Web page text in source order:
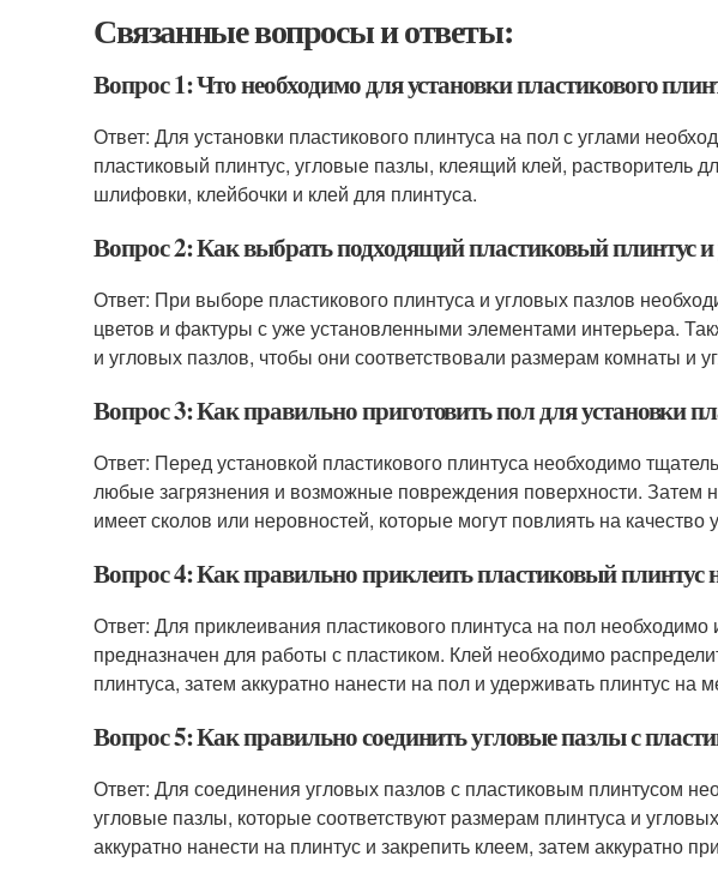
Связанные вопросы и ответы:
Вопрос 1: Что необходимо для установки пластикового
Ответ: Для установки пластикового плинтуса на пол с углами
пластиковый плинтус, угловые пазлы, клеящий клей, растворитель
шлифовки, клейбочки и клей для плинтуса.
Вопрос 2: Как выбрать подходящий пластиковый плинтус
Ответ: При выборе пластикового плинтуса и угловых пазлов
цветов и фактуры с уже установленными элементами интерьера.
и угловых пазлов, чтобы они соответствовали размерам комнаты и
Вопрос 3: Как правильно приготовить пол для установки
Ответ: Перед установкой пластикового плинтуса необходимо
любые загрязнения и возможные повреждения поверхности. Затем
имеет сколов или неровностей, которые могут повлиять на качество
Вопрос 4: Как правильно приклеить пластиковый плинтус
Ответ: Для приклеивания пластикового плинтуса на пол
предназначен для работы с пластиком. Клей необходимо
плинтуса, затем аккуратно нанести на пол и удерживать плинтус на
Вопрос 5: Как правильно соединить угловые пазлы с
Ответ: Для соединения угловых пазлов с пластиковым плинтусом
угловые пазлы, которые соответствуют размерам плинтуса и
аккуратно нанести на плинтус и закрепить клеем, затем аккуратно